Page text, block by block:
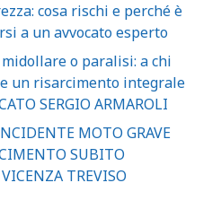
cosa rischi e perché è
a un avvocato esperto
o paralisi: a chi
un risarcimento integrale
SERGIO ARMAROLI
MOTO GRAVE
SUBITO
TREVISO